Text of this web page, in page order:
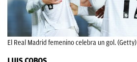
El Real Madrid femenino celebra un gol. (Getty)